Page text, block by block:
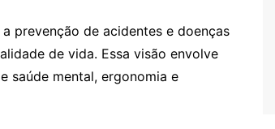
prevenção de acidentes e doenças
de vida. Essa visão envolve
saúde mental, ergonomia e